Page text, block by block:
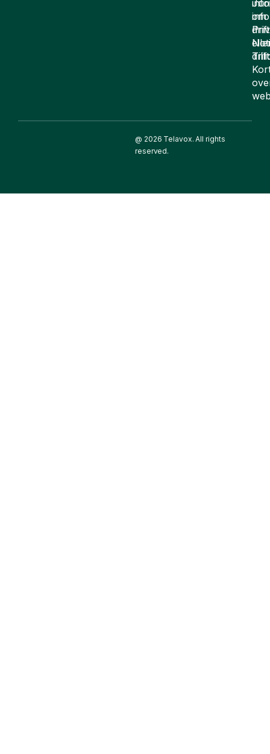
om
drift
@ 2026 Telavox. All rights
reserved.